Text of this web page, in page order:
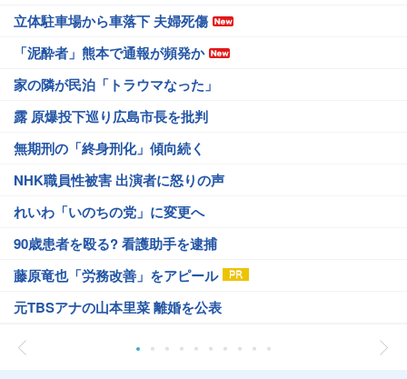
立体駐車場から車落下 夫婦死傷
「泥酔者」熊本で通報が頻発か
家の隣が民泊「トラウマなった」
露 原爆投下巡り広島市長を批判
無期刑の「終身刑化」傾向続く
NHK職員性被害 出演者に怒りの声
れいわ「いのちの党」に変更へ
90歳患者を殴る? 看護助手を逮捕
藤原竜也「労務改善」をアピール
元TBSアナの山本里菜 離婚を公表